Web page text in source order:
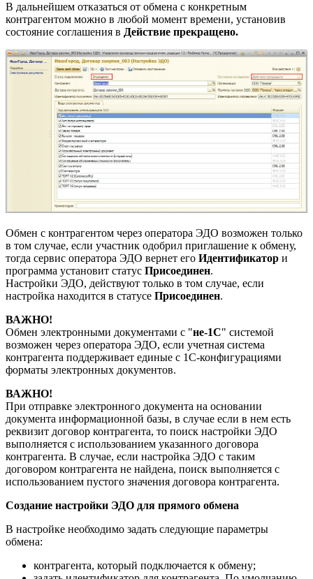
В дальнейшем отказаться от обмена с конкретным
контрагентом можно в любой момент времени, установив
состояние соглашения в Действие прекращено.
Обмен с контрагентом через оператора ЭДО возможен только
в том случае, если участник одобрил приглашение к обмену,
тогда сервис оператора ЭДО вернет его Идентификатор и
программа установит статус Присоединен.
Настройки ЭДО, действуют только в том случае, если
настройка находится в статусе Присоединен.
ВАЖНО!
Обмен электронными документами с "не-1С" системой
возможен через оператора ЭДО, если учетная система
контрагента поддерживает единые с 1С-конфигурациями
форматы электронных документов.
ВАЖНО!
При отправке электронного документа на основании
документа информационной базы, в случае если в нем есть
реквизит договор контрагента, то поиск настройки ЭДО
выполняется с использованием указанного договора
контрагента. В случае, если настройка ЭДО с таким
договором контрагента не найдена, поиск выполняется с
использованием пустого значения договора контрагента.
Создание настройки ЭДО для прямого обмена
В настройке необходимо задать следующие параметры
обмена:
контрагента, который подключается к обмену;